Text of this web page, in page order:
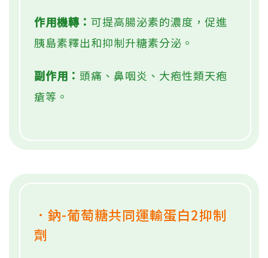
作用機轉： 可提高腸泌素的濃度，促進
胰島素釋出和抑制升糖素分泌。
副作用： 頭痛、鼻咽炎、大疱性類天疱
瘡等。
．鈉-葡萄糖共同運輸蛋白2抑制
劑